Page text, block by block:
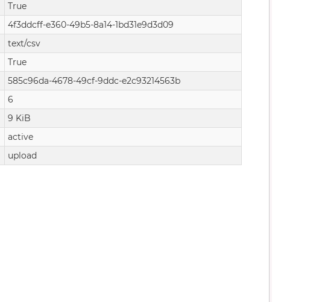
True
4f3ddcff-e360-49b5-8a14-1bd31e9d3d09
text/csv
True
585c96da-4678-49cf-9ddc-e2c93214563b
6
9 KiB
active
upload